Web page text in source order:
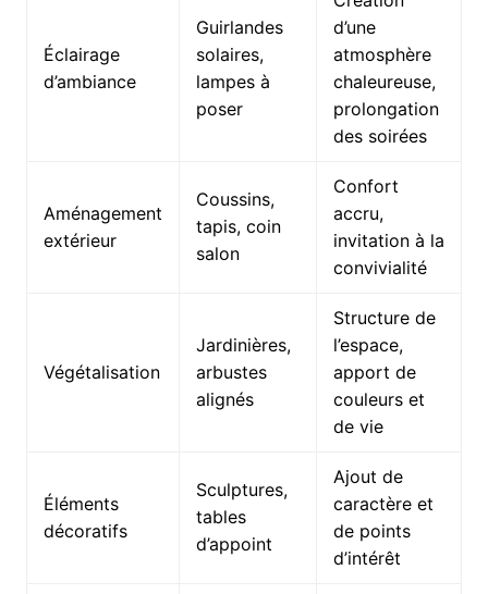
Éclairage
d’ambiance
Guirlandes
solaires,
lampes à
poser
d’une
atmosphère
chaleureuse,
prolongation
des soirées
Aménagement
extérieur
Coussins,
tapis, coin
salon
Confort
accru,
invitation à la
convivialité
Végétalisation
Jardinières,
arbustes
alignés
Structure de
l’espace,
apport de
couleurs et
de vie
Éléments
décoratifs
Sculptures,
tables
d’appoint
Ajout de
caractère et
de points
d’intérêt